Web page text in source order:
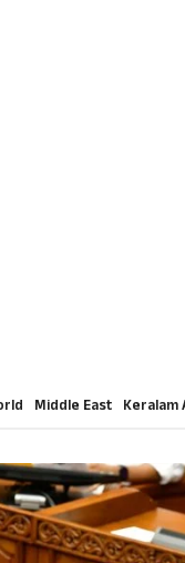
Middle East Keralam